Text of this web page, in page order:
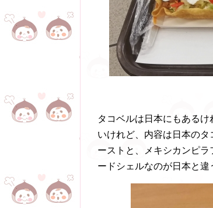
タコベルは日本にもある
いけれど、内容は日本の
ーストと、メキシカンピ
ードシェルなのが日本と違